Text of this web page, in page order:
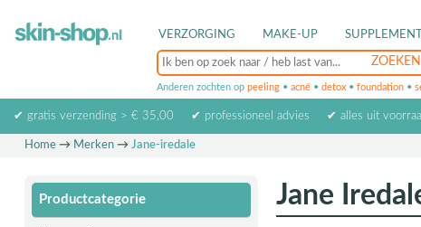
VERZORGING MAKE-UP
Anderen zochten op peeling • acné • detox • foundation •
✔ gratis verzending > € 35,00 ✔ professioneel advies ✔ alles uit
Home→ Merken→ Jane-iredale
Productcategorie Jane